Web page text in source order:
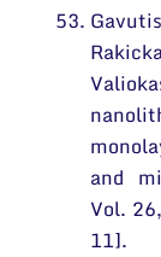
and
Vol.
11].